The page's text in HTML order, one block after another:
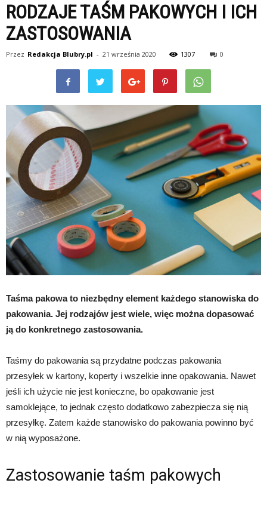
RODZAJE TAŚM PAKOWYCH I ICH
ZASTOSOWANIA
Przez Redakcja Blubry.pl - 21 września 2020 1307 0
Taśma pakowa to niezbędny element każdego stanowiska do
pakowania. Jej rodzajów jest wiele, więc można dopasować
ją do konkretnego zastosowania.
Taśmy do pakowania są przydatne podczas pakowania
przesyłek w kartony, koperty i wszelkie inne opakowania. Nawet
jeśli ich użycie nie jest konieczne, bo opakowanie jest
samoklejące, to jednak często dodatkowo zabezpiecza się nią
przesyłkę. Zatem każde stanowisko do pakowania powinno być
w nią wyposażone.
Zastosowanie taśm pakowych